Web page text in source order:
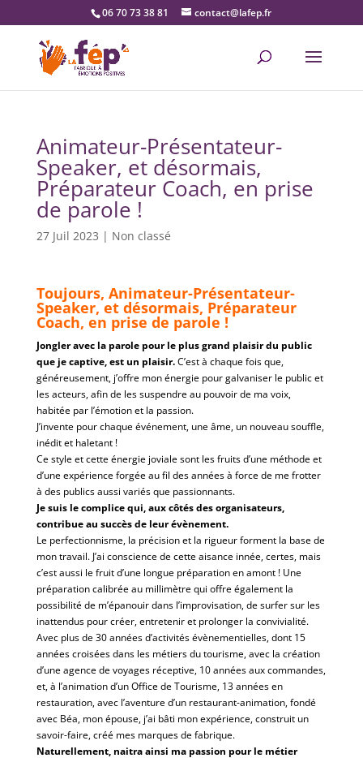
06 70 73 38 81 contact@lafep.fr
Animateur-Présentateur-
Speaker, et désormais,
Préparateur Coach, en prise
de parole !
27 Juil 2023 | Non classé
Toujours, Animateur-Présentateur-
Speaker, et désormais, Préparateur
Coach, en prise de parole !
Jongler avec la parole pour le plus grand plaisir du public
que je captive, est un plaisir.C’est à chaque fois que,
généreusement, j’offre mon énergie pour galvaniser le public et
les acteurs, afin de les suspendre au pouvoir de ma voix,
habitée par l’émotion et la passion.
J’invente pour chaque événement, une âme, un nouveau souffle,
inédit et haletant !
Ce style et cette énergie joviale sont les fruits d’une méthode et
d’une expérience forgée au fil des années à force de me frotter
à des publics aussi variés que passionnants.
Je suis le complice qui, aux côtés des organisateurs,
contribue au succès de leur évènement.
Le perfectionnisme, la précision et la rigueur forment la base de
mon travail. J’ai conscience de cette aisance innée, certes, mais
c’est aussi le fruit d’une longue préparation en amont ! Une
préparation calibrée au millimètre qui offre également la
possibilité de m’épanouir dans l’improvisation, de surfer sur les
inattendus pour créer, entretenir et prolonger la convivialité.
Avec plus de 30 années d’activités évènementielles, dont 15
années croisées dans les métiers du tourisme, avec la création
d’une agence de voyages réceptive, 10 années aux commandes,
et, à l’animation d’un Office de Tourisme, 13 années en
restauration, avec l’aventure d’un restaurant-animation, fondé
avec Béa, mon épouse, j’ai bâti mon expérience, construit un
savoir-faire, créé mes marques de fabrique.
Naturellement, naitra ainsi ma passion pour le métier